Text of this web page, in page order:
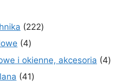
produktów
222222
44
produkty
i okienne, akcesoria 44
4141